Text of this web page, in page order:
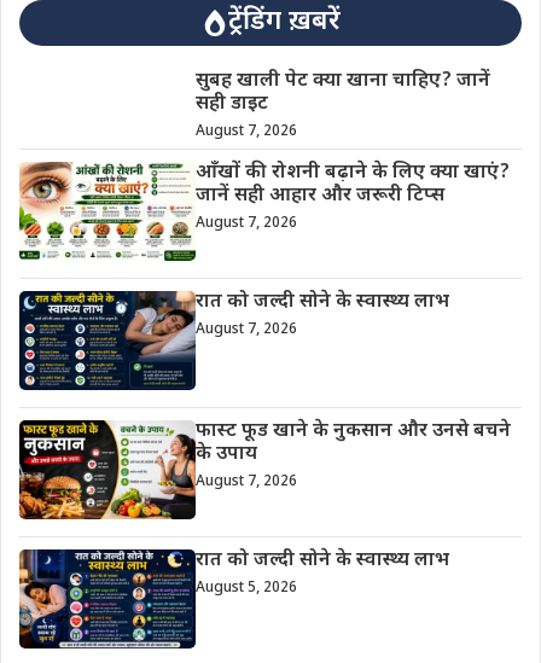
ट्रेंडिंग ख़बरें
सुबह खाली पेट क्या खाना चाहिए? जानें
सही डाइट
August 7, 2026
आँखों की रोशनी बढ़ाने के लिए क्या खाएं?
जानें सही आहार और जरूरी टिप्स
August 7, 2026
रात को जल्दी सोने के स्वास्थ्य लाभ
August 7, 2026
फास्ट फूड खाने के नुकसान और उनसे बचने
के उपाय
August 7, 2026
रात को जल्दी सोने के स्वास्थ्य लाभ
August 5, 2026